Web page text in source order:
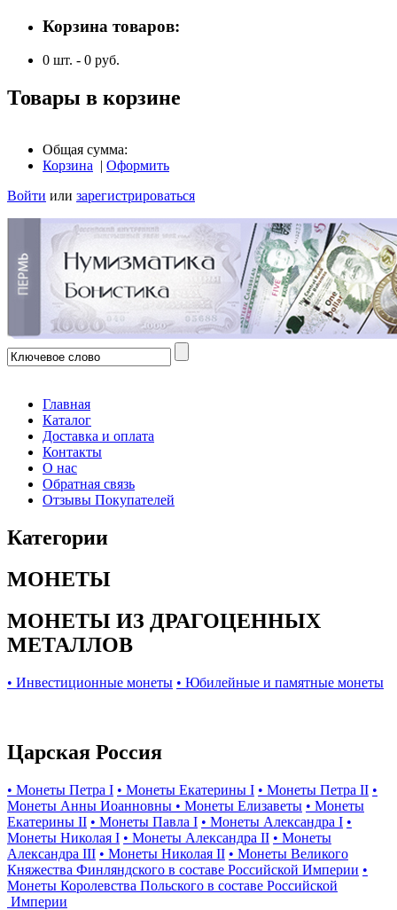
Корзина товаров:
0 шт. - 0 руб.
Товары в корзине
Общая сумма:
Корзина | Оформить
Войти или зарегистрироваться
Главная
Каталог
Доставка и оплата
Контакты
О нас
Обратная связь
Отзывы Покупателей
Категории
МОНЕТЫ
МОНЕТЫ ИЗ ДРАГОЦЕННЫХ
МЕТАЛЛОВ
• Инвестиционные монеты • Юбилейные и памятные монеты
Царская Россия
• Монеты Петра I • Монеты Екатерины I • Монеты Петра II •
Монеты Анны Иоанновны • Монеты Елизаветы • Монеты
Екатерины II • Монеты Павла I • Монеты Александра I •
Монеты Николая I • Монеты Александра II • Монеты
Александра III • Монеты Николая II • Монеты Великого
Княжества Финляндского в составе Российской Империи •
Монеты Королевства Польского в составе Российской
Империи